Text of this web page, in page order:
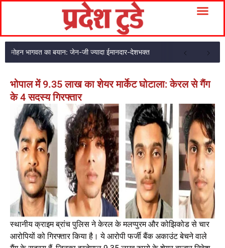
मोहन भागवत का बयान: जेन-जी ज्यादा ईमानदार-देशभक्त
भोपाल में 9.35 लाख का शेयर मार्केट घोटाला: केरल से गैंग
के 4 सदस्य गिरफ्तार
स्थानीय क्राइम ब्रांच पुलिस ने केरल के मलप्पुरम और कोझिकोड से चार
आरोपियों को गिरफ्तार किया है। ये आरोपी फर्जी बैंक अकाउंट बेचने वाले